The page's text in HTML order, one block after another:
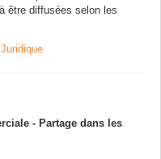
être diffusées selon les
- Partage dans les